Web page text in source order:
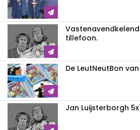
tillefoon.
De LeutNeutBon
Jan Luijsterborgh